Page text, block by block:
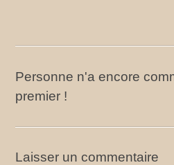
Personne n'a encore
premier !
Laisser un commentaire